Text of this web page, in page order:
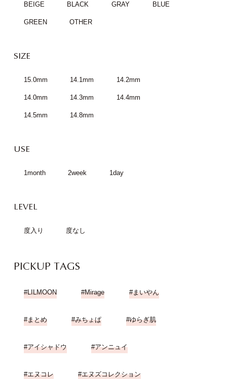
BEIGE BLACK GRAY BLUE
GREEN OTHER
SIZE
15.0mm 14.1mm 14.2mm
14.0mm 14.3mm 14.4mm
14.5mm 14.8mm
USE
1month 2week 1day
LEVEL
度入り 度なし
PICKUP TAGS
LILMOON Mirage まいやん
まとめ みちょぱ ゆらぎ肌
アイシャドウ アンニュイ
エヌコレ エヌズコレクション